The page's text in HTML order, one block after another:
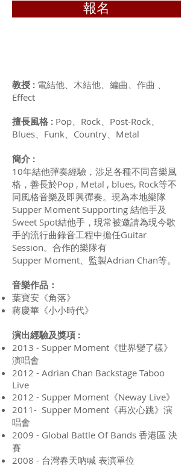
報名
教授 : 電結他、木結他、編曲、作曲 、
Effect
擅長風格 : Pop、Rock、Post-Rock、
Blues、Funk、Country、Metal
簡介 :
10年結他彈奏經驗，涉足各種不同音樂風
格，善長於Pop , Metal , blues, Rock等不
同風格音樂及即興彈奏。現為本地樂隊
Supper Moment Supporting 結他手及
Sweet Spot結他手，現常被邀請為現今歌
手的流行曲錄音工程中擔任Guitar
Session。合作的樂隊有
Supper Moment、監製Adrian Chan等。
音樂作品：
葉寶安《角落》
蔣慶華《小小時代》
演出經驗及獎項 :
2013 - Supper Moment《世界變了樣》
演唱會
2012 - Adrian Chan Backstage Taboo
Live
2012 - Supper Moment《Neway Live》
2011- Supper Moment《再次心跳》演
唱會
2009 - Global Battle Of Bands 香港區 決
賽
2008 - 台灣春天吶喊 表演單位